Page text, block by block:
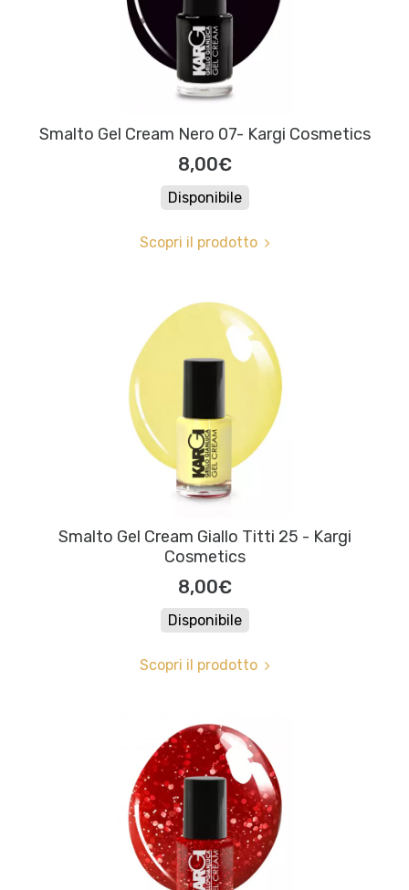
Smalto Gel Cream Nero 07- Kargi Cosmetics
8,00€
Disponibile
Scopri il prodotto
Smalto Gel Cream Giallo Titti 25 - Kargi
Cosmetics
8,00€
Disponibile
Scopri il prodotto